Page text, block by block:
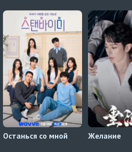
6 серия
5 серия
недостаточно?3 серия
Останься со мной Желание